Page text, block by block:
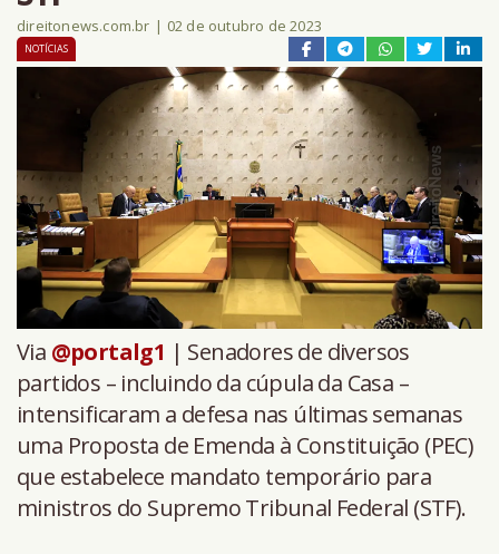
direitonews.com.br | 02 de outubro de 2023
NOTÍCIAS
Via @portalg1 | Senadores de diversos
partidos – incluindo da cúpula da Casa –
intensificaram a defesa nas últimas semanas
uma Proposta de Emenda à Constituição (PEC)
que estabelece mandato temporário para
ministros do Supremo Tribunal Federal (STF).